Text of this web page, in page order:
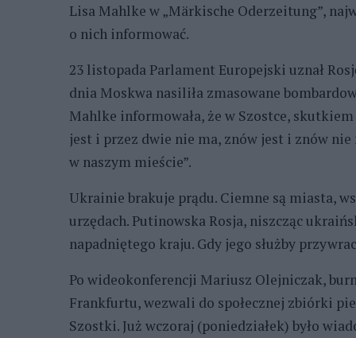
Lisa Mahlke w „Märkische Oderzeitung”,
o nich informować.
23 listopada Parlament Europejski uznał
dnia Moskwa nasiliła zmasowane
Mahlke informowała, że w Szostce,
jest i przez dwie nie ma, znów jest i znów nie
w naszym mieście”.
Ukrainie brakuje prądu. Ciemne są miasta,
urzędach. Putinowska Rosja, niszcząc
napadniętego kraju. Gdy jego służby
Po wideokonferencji Mariusz Olejniczak,
Frankfurtu, wezwali do społecznej zbiórki
Szostki. Już wczoraj (poniedziałek) było